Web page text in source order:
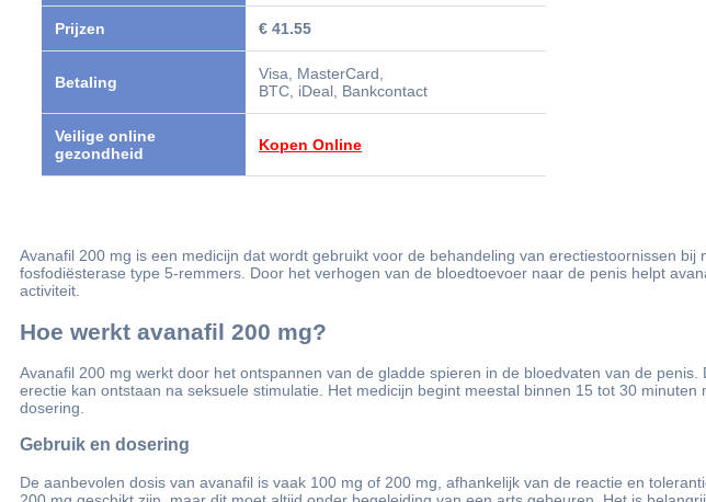
Prijzen € 41.55
Betaling
Visa, MasterCard,
BTC, iDeal, Bankcontact
Veilige online
gezondheid
Kopen Online
Avanafil 200 mg​ is een medicijn dat wordt gebruikt voor de behandeling van erectiestoornissen
fosfodiësterase type 5-remmers. Door het verhogen van de bloedtoevoer naar de penis helpt
activiteit.
Hoe werkt avanafil 200 mg​?
Avanafil 200 mg​ werkt door het ontspannen van de gladde spieren in de bloedvaten van de
erectie kan ontstaan na seksuele stimulatie. Het medicijn begint meestal binnen 15 tot 30
dosering.
Gebruik en dosering
De aanbevolen dosis van avanafil is vaak 100 mg of 200 mg, afhankelijk van de reactie en